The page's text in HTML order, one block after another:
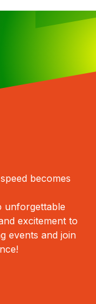
becomes
unforgettable
excitement to
events and join